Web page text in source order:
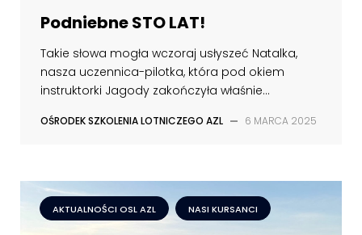
Podniebne STO LAT!
Takie słowa mogła wczoraj usłyszeć Natalka,
nasza uczennica-pilotka, która pod okiem
instruktorki Jagody zakończyła właśnie...
OŚRODEK SZKOLENIA LOTNICZEGO AZL — 6 MARCA 2025
AKTUALNOŚCI OSL AZL NASI KURSANCI